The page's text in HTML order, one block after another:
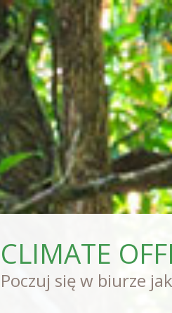
CLIMATE
Poczuj się w biurze